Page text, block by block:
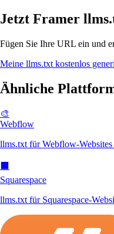
Jetzt Framer
Fügen Sie Ihre URL ein und
Meine llms.txt kostenlos
Ähnliche
🎨
Webflow
llms.txt für Webflow-Websites
Squarespace
llms.txt für Squarespace-